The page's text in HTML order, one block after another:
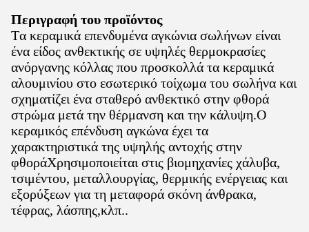
Περιγραφή του προϊόντος
Τα κεραμικά επενδυμένα αγκώνια σωλήνων είναι
ένα είδος ανθεκτικής σε υψηλές θερμοκρασίες
ανόργανης κόλλας που προσκολλά τα κεραμικά
αλουμινίου στο εσωτερικό τοίχωμα του σωλήνα και
σχηματίζει ένα σταθερό ανθεκτικό στην φθορά
στρώμα μετά την θέρμανση και την κάλυψη.Ο
κεραμικός επένδυση αγκώνα έχει τα
χαρακτηριστικά της υψηλής αντοχής στην
φθοράΧρησιμοποιείται στις βιομηχανίες χάλυβα,
τσιμέντου, μεταλλουργίας, θερμικής ενέργειας και
εξορύξεων για τη μεταφορά σκόνη άνθρακα,
τέφρας, λάσπης,κλπ..